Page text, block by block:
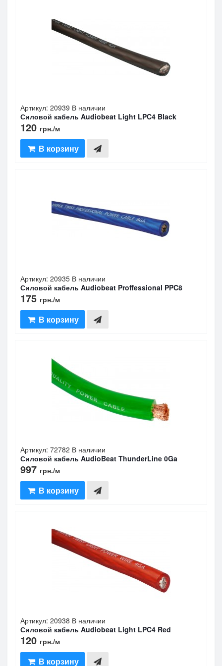
Артикул: 20939 В наличии
Силовой кабель Audiobeat Light LPC4 Black
120 грн./м
В корзину
Артикул: 20935 В наличии
Силовой кабель Audiobeat Proffessional PPC8
175 грн./м
В корзину
Артикул: 72782 В наличии
Силовой кабель AudioBeat ThunderLine 0Ga
997 грн./м
В корзину
Артикул: 20938 В наличии
Силовой кабель Audiobeat Light LPC4 Red
120 грн./м
В корзину